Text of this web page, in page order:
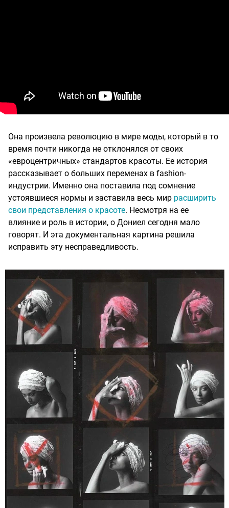
Она произвела революцию в мире моды, который в то
время почти никогда не отклонялся от своих
«евроцентричных» стандартов красоты. Ее история
рассказывает о больших переменах в fashion-
индустрии. Именно она поставила под сомнение
устоявшиеся нормы и заставила весь мир расширить
свои представления о красоте. Несмотря на ее
влияние и роль в истории, о Дониел сегодня мало
говорят. И эта документальная картина решила
исправить эту несправедливость.